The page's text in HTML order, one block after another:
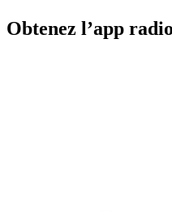
Obtenez l’app